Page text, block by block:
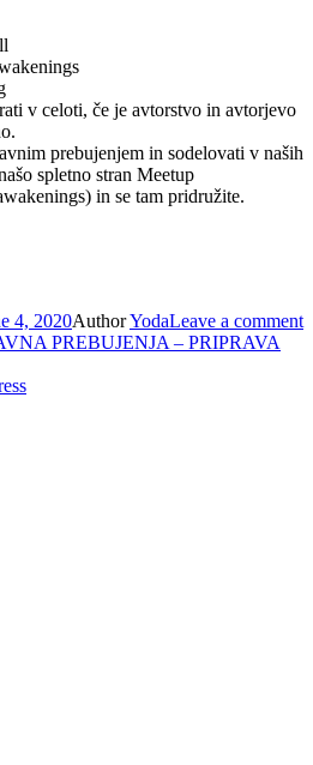
v celoti, če je avtorstvo in avtorjevo
prebujenjem in sodelovati v naših
spletno stran Meetup
in se tam pridružite.
4, 2020AuthorYodaLeave a comment
PREBUJENJA – PRIPRAVA